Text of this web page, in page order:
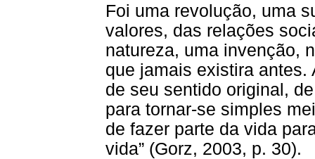
Foi uma revolução, uma
valores, das relações
natureza, uma invenção,
que jamais existira antes.
de seu sentido original,
para tornar-se simples
de fazer parte da vida
vida” (Gorz, 2003, p. 30).